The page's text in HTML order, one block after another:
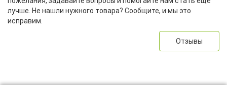
лучше. Не нашли нужного товара? Сообщите, и мы это
исправим.
Отзывы